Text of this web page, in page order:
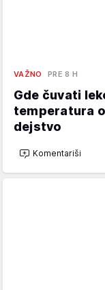
VAŽNO PRE 8 H
Gde čuvati
temperatura
dejstvo
Komentariši